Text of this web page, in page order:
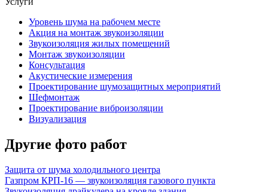
Уровень шума на рабочем месте
Акция на монтаж звукоизоляции
Звукоизоляция жилых помещений
Монтаж звукоизоляции
Консультация
Акустические измерения
Проектирование шумозащитных мероприятий
Шефмонтаж
Проектирование виброизоляции
Визуализация
Другие фото работ
Защита от шума холодильного центра
Газпром КРП-16 — звукоизоляция газового пункта